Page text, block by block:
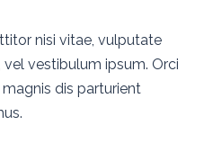
nisi vitae, vulputate
vestibulum ipsum. Orci
dis parturient